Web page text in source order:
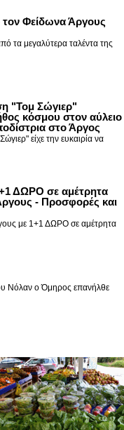
Φείδωνα Άργους
τα μεγαλύτερα ταλέντα της
"Τομ Σώγιερ"
κόσμου στον αύλειο
στο Άργος
είχε την ευκαιρία να
ΔΩΡΟ σε αμέτρητα
- Προσφορές και
με 1+1 ΔΩΡΟ σε αμέτρητα
Νόλαν ο Όμηρος επανήλθε